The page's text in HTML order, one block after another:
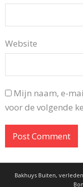
Website
Mijn naam, e-
voor de volgende
Bakhuys Buiten,